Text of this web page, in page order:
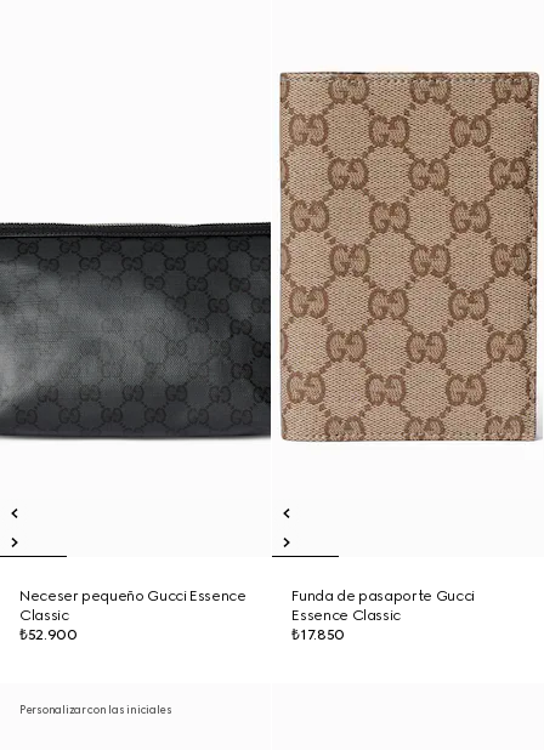
Neceser pequeño Gucci Essence
Classic
₺52.900
Funda de pasaporte Gucci
Essence Classic
₺17.850
Personalizar con las iniciales